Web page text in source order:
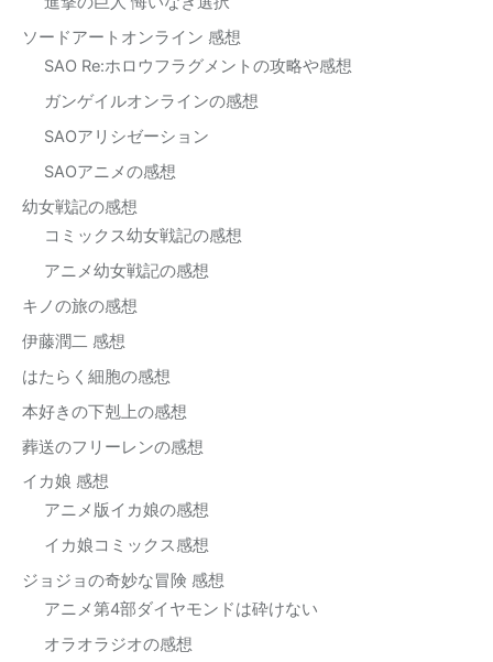
ソードアートオンライン 感想
SAO Re:ホロウフラグメントの攻略や感想
ガンゲイルオンラインの感想
SAOアリシゼーション
SAOアニメの感想
幼女戦記の感想
コミックス幼女戦記の感想
アニメ幼女戦記の感想
キノの旅の感想
伊藤潤二 感想
はたらく細胞の感想
本好きの下剋上の感想
葬送のフリーレンの感想
イカ娘 感想
アニメ版イカ娘の感想
イカ娘コミックス感想
ジョジョの奇妙な冒険 感想
アニメ第4部ダイヤモンドは砕けない
オラオラジオの感想